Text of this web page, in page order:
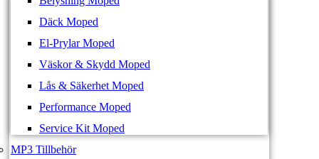
Däck Moped
El-Prylar Moped
Väskor & Skydd Moped
Lås & Säkerhet Moped
Performance Moped
Service Kit Moped
MP3 Tillbehör